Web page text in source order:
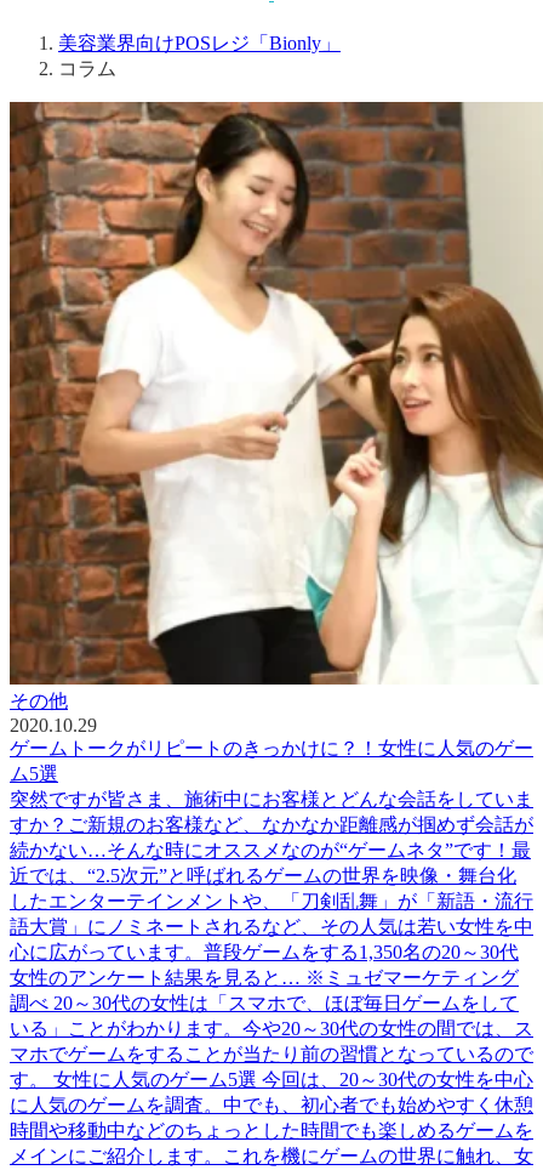
コラム
その他
2020.10.29
ゲームトークがリピートのきっかけに？！女性に人気のゲー
ム5選
突然ですが皆さま、施術中にお客様とどんな会話をしていま
すか？ご新規のお客様など、なかなか距離感が掴めず会話が
続かない…そんな時にオススメなのが“ゲームネタ”です！最
近では、“2.5次元”と呼ばれるゲームの世界を映像・舞台化
したエンターテインメントや、「刀剣乱舞」が「新語・流行
語大賞」にノミネートされるなど、その人気は若い女性を中
心に広がっています。普段ゲームをする1,350名の20～30代
女性のアンケート結果を見ると… ※ミュゼマーケティング
調べ 20～30代の女性は「スマホで、ほぼ毎日ゲームをして
いる」ことがわかります。今や20～30代の女性の間では、ス
マホでゲームをすることが当たり前の習慣となっているので
す。 女性に人気のゲーム5選 今回は、20～30代の女性を中心
に人気のゲームを調査。中でも、初心者でも始めやすく休憩
時間や移動中などのちょっとした時間でも楽しめるゲームを
メインにご紹介します。これを機にゲームの世界に触れ、女